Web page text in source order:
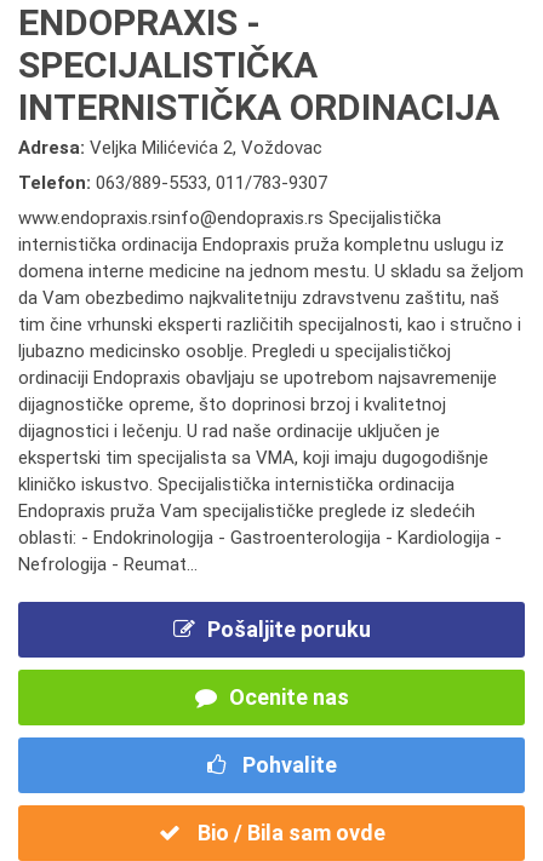
ENDOPRAXIS -
SPECIJALISTIČKA
INTERNISTIČKA ORDINACIJA
Adresa: Veljka Milićevića 2, Voždovac
Telefon: 063/889-5533, 011/783-9307
www.endopraxis.rsinfo@endopraxis.rs Specijalistička
internistička ordinacija Endopraxis pruža kompletnu uslugu iz
domena interne medicine na jednom mestu. U skladu sa željom
da Vam obezbedimo najkvalitetniju zdravstvenu zaštitu, naš
tim čine vrhunski eksperti različitih specijalnosti, kao i stručno i
ljubazno medicinsko osoblje. Pregledi u specijalističkoj
ordinaciji Endopraxis obavljaju se upotrebom najsavremenije
dijagnostičke opreme, što doprinosi brzoj i kvalitetnoj
dijagnostici i lečenju. U rad naše ordinacije uključen je
ekspertski tim specijalista sa VMA, koji imaju dugogodišnje
kliničko iskustvo. Specijalistička internistička ordinacija
Endopraxis pruža Vam specijalističke preglede iz sledećih
oblasti: - Endokrinologija - Gastroenterologija - Kardiologija -
Nefrologija - Reumat...
Pošaljite poruku
Ocenite nas
Pohvalite
Bio / Bila sam ovde